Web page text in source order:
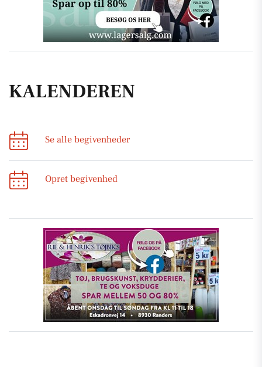
KALENDEREN
Se alle begivenheder
Opret begivenhed